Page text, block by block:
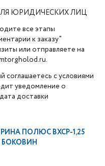
ЮРИДИЧЕСКИХ ЛИЦ
все этапы
к заказу"
или отправляете на
соглашаетесь с условиями
уведомление о
доставки
ПОЛЮС ВХСР-1,25
БОКОВИН